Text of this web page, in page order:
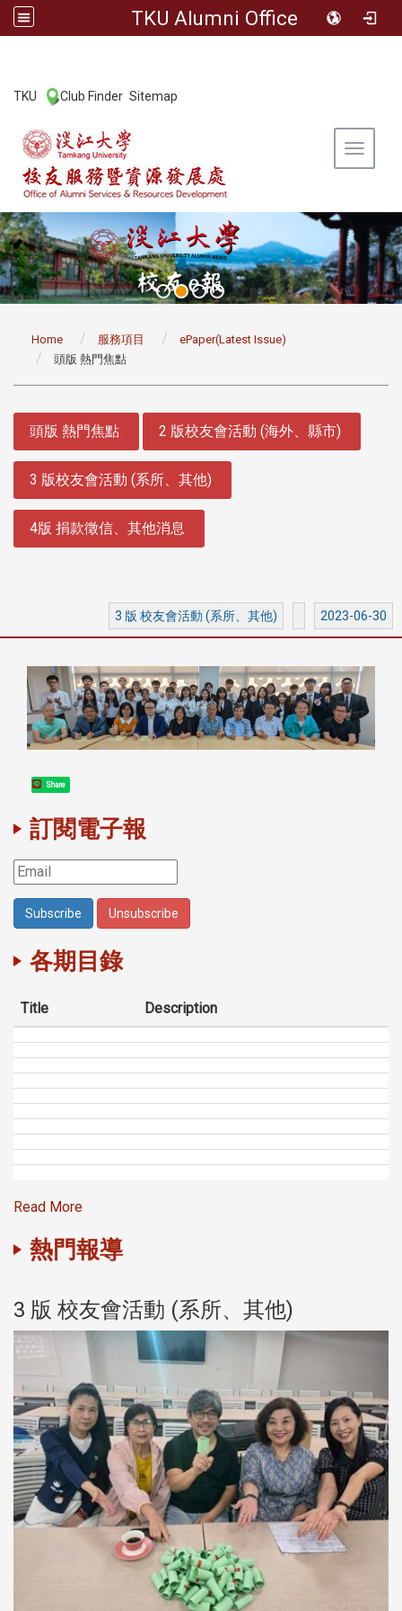
TKU Alumni Office
TKU Club Finder Sitemap
Toggle
Home 服務項目
ePaper(Latest Issue)
頭版 熱門焦點
頭版 熱門焦點 2 版校友會活動 (海外、縣市)
3 版校友會活動 (系所、其他)
4版 捐款徵信、其他消息
3 版 校友會活動 (系所、其他) 2023-06-30
Share
訂閱電子報
各期目錄
Title Description
Read More
熱門報導
3 版 校友會活動 (系所、其他)